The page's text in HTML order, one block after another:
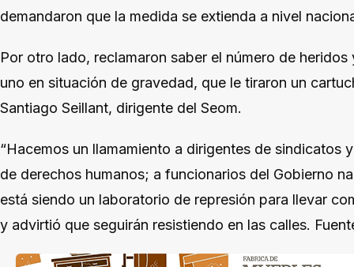
demandaron que la medida se extienda a nivel
Por otro lado, reclamaron saber el número de
uno en situación de gravedad, que le tiraron un
Santiago Seillant, dirigente del Seom.
“Hacemos un llamamiento a dirigentes de sindicatos
de derechos humanos; a funcionarios del Gobierno
está siendo un laboratorio de represión para llevar
y advirtió que seguirán resistiendo en las calles.